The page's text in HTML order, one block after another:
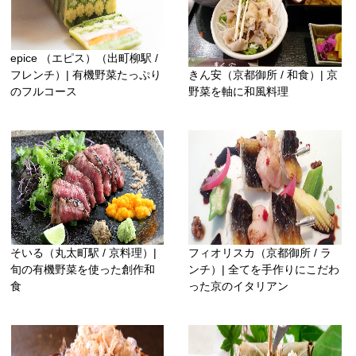
epice （エピス）（出町柳駅 /
フレンチ）| 有機野菜たっぷり
のフルコース
きん安（京都御所 / 和食）| 京
野菜を軸に和風料理
そいる（丸太町駅 / 京料理）|
旬の有機野菜を使った創作和
食
フィオリスカ（京都御所 / ラ
ンチ）| 全てを手作りにこだわ
った京のイタリアン